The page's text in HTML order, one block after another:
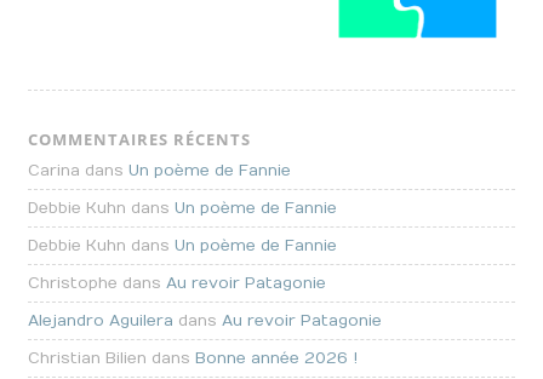
COMMENTAIRES RÉCENTS
Carina dansUn poème de Fannie
Debbie Kuhn dansUn poème de Fannie
Debbie Kuhn dansUn poème de Fannie
Christophe dansAu revoir Patagonie
Alejandro Aguilera dansAu revoir Patagonie
Christian Bilien dansBonne année 2026 !